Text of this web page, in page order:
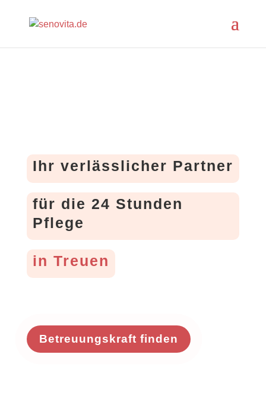
Ihr verlässlicher Partner
für die 24 Stunden
Pflege
in Treuen
Betreuungskraft finden